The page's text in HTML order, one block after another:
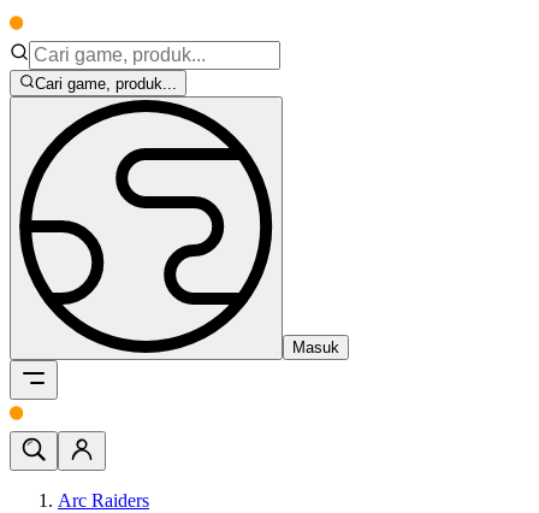
Cari game, produk...
Masuk
Arc Raiders